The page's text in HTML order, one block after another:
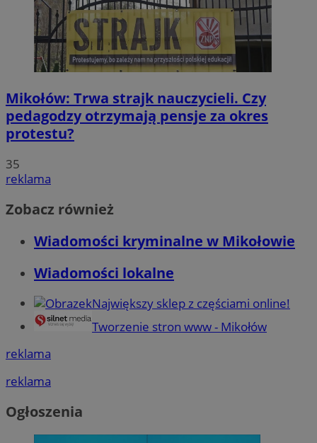
Mikołów: Trwa strajk nauczycieli. Czy
pedagodzy otrzymają pensje za okres
protestu?
35
reklama
Zobacz również
Wiadomości kryminalne w Mikołowie
Wiadomości lokalne
Największy sklep z częściami online!
Tworzenie stron www - Mikołów
reklama
reklama
Ogłoszenia